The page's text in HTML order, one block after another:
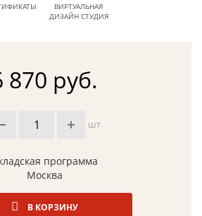
ВИРТУАЛЬНАЯ
ДИЗАЙН СТУДИЯ
870 руб.
шт
программа
Москва
В КОРЗИНУ